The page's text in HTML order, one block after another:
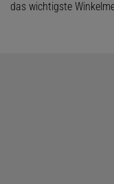
das wichtigste